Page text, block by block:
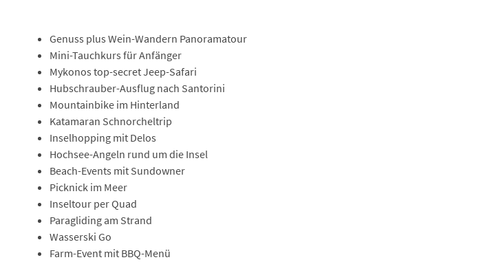
Genuss plus Wein-Wandern Panoramatour
Mini-Tauchkurs für Anfänger
Mykonos top-secret Jeep-Safari
Hubschrauber-Ausflug nach Santorini
Mountainbike im Hinterland
Katamaran Schnorcheltrip
Inselhopping mit Delos
Hochsee-Angeln rund um die Insel
Beach-Events mit Sundowner
Picknick im Meer
Inseltour per Quad
Paragliding am Strand
Wasserski Go
Farm-Event mit BBQ-Menü